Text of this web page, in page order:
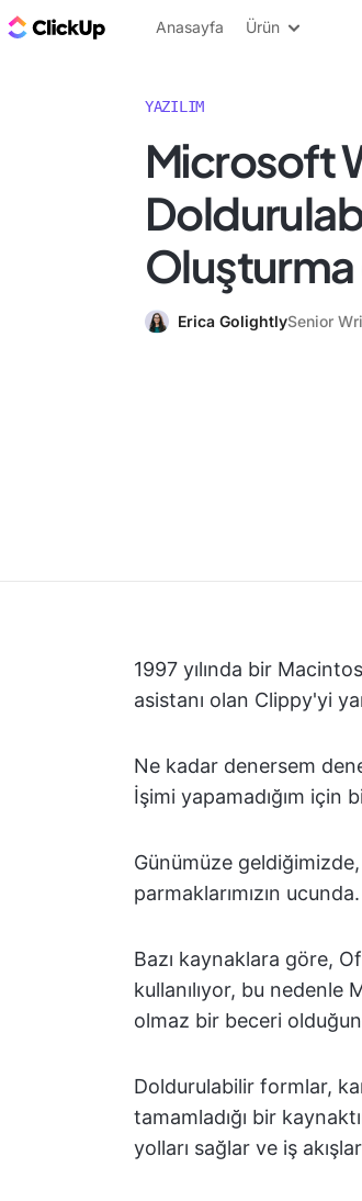
ClickUp Blog
Anasayfa Ürün
YAZILIM
Microsoft
Erica GolightlySenior
1997 yılında bir
asistanı olan Clippy'yi
Ne kadar denersem
İşimi yapamadığım için
Günümüze
parmaklarımızın
Bazı kaynaklara göre,
kullanılıyor, bu
olmaz bir beceri
Doldurulabilir formlar,
tamamladığı bir
yolları sağlar ve iş